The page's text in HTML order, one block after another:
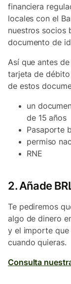
financiera
locales con el
nuestros socios
documento de
Así que antes
tarjeta de débito
de estos
un
de 15 años
Pasaporte
permiso
RNE
2. Añade
Te pediremos
algo de dinero
y el importe que
cuando quieras.
Consulta